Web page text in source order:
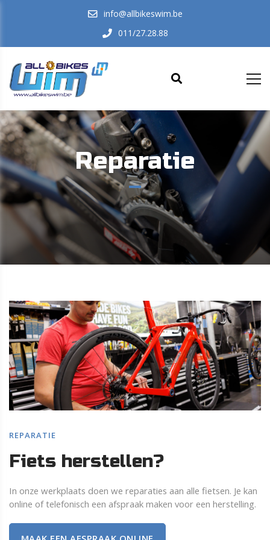
info@allbikeswim.be
011/27.28.88
Reparatie
REPARATIE
Fiets herstellen?
In onze werkplaats doen we reparaties aan alle fietsen. Je kan
online of telefonisch een afspraak maken voor een herstelling.